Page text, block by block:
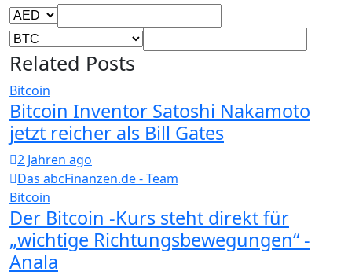
Related Posts
Bitcoin
Bitcoin Inventor Satoshi Nakamoto
jetzt reicher als Bill Gates
2 Jahren ago
Das abcFinanzen.de - Team
Bitcoin
Der Bitcoin -Kurs steht direkt für
„wichtige Richtungsbewegungen“ -
Anala